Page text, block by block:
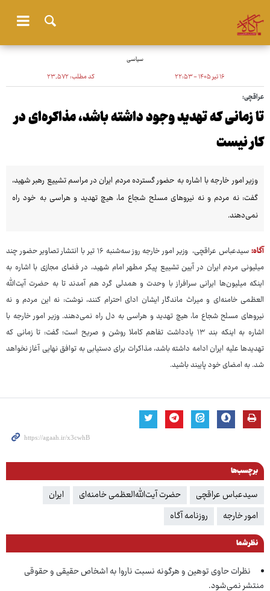
سیاسی
۱۶ تیر ۱۴۰۵ - ۲۲:۵۳ کد مطلب:۲۳٬۵۷۲
عراقچی:
تا زمانی که تهدید وجود داشته باشد، مذاکره‌ای در
کار نیست
وزیر امور خارجه با اشاره به حضور گسترده مردم ایران در مراسم تشییع رهبر شهید،
گفت: نه مردم و نه نیروهای مسلح شجاع ما، هیچ تهدید و هراسی به خود راه
نمی‌دهند.
آگاه:
سیدعباس عراقچی، وزیر امور خارجه روز سه‌شنبه ۱۶ تیر با انتشار تصاویر حضور چند
میلیونی مردم ایران در آیین تشییع پیکر مطهر امام شهید، در فضای مجازی با اشاره به
اینکه میلیون‌ها ایرانی سرافراز با وحدت و همدلی گرد هم آمدند تا به حضرت آیت‌الله
العظمی خامنه‌ای و میراث ماندگار ایشان ادای احترام کنند، نوشت: نه این مردم و نه
نیروهای مسلح شجاع ما، هیچ تهدید و هراسی به دل راه نمی‌دهند. وزیر امور خارجه با
اشاره به اینکه بند ۱۳ یادداشت تفاهم کاملا روشن و صریح است؛ گفت: تا زمانی که
تهدیدها علیه ایران ادامه داشته باشد، مذاکرات برای دستیابی به توافق نهایی آغاز نخواهد
شد. به امضای خود پایبند باشید.
برچسب‌ها
سیدعباس عراقچی حضرت آیت‌الله‌العظمی خامنه‌ای
ایران
امور خارجه
روزنامه آگاه
نظر شما
نظرات حاوی توهین و هرگونه نسبت ناروا به اشخاص حقیقی و حقوقی
منتشر نمی‌شود.